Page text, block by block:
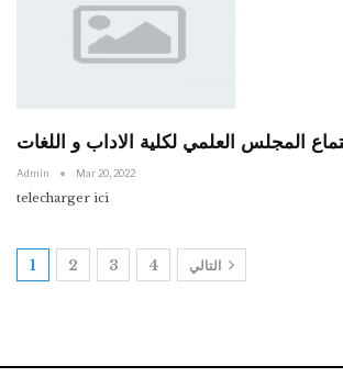
المجلس العلمي لكلية الاداب و اللغات
Admin Mar 20, 2022
telecharger ici
1 2 3 4